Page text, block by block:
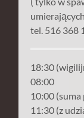
tel. 516 368
18:30
08:00
10:00
11:30 (z